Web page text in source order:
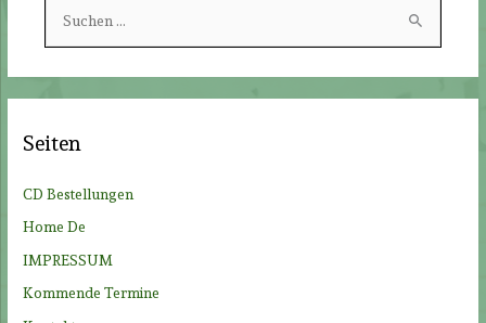
h
n
h
:
Seiten
CD Bestellungen
Home De
IMPRESSUM
Kommende Termine